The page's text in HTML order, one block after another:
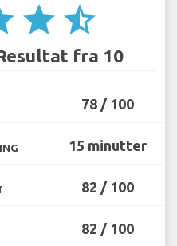
star star_half
fra 10
78 / 100
15 minutter
82 / 100
82 / 100